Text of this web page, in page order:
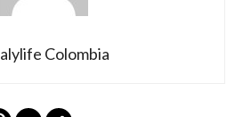
Colombia